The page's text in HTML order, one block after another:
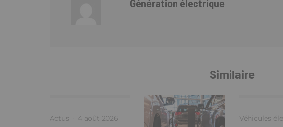
Génération électrique
Similaire
Actus · 4 août 2026
Véhicules